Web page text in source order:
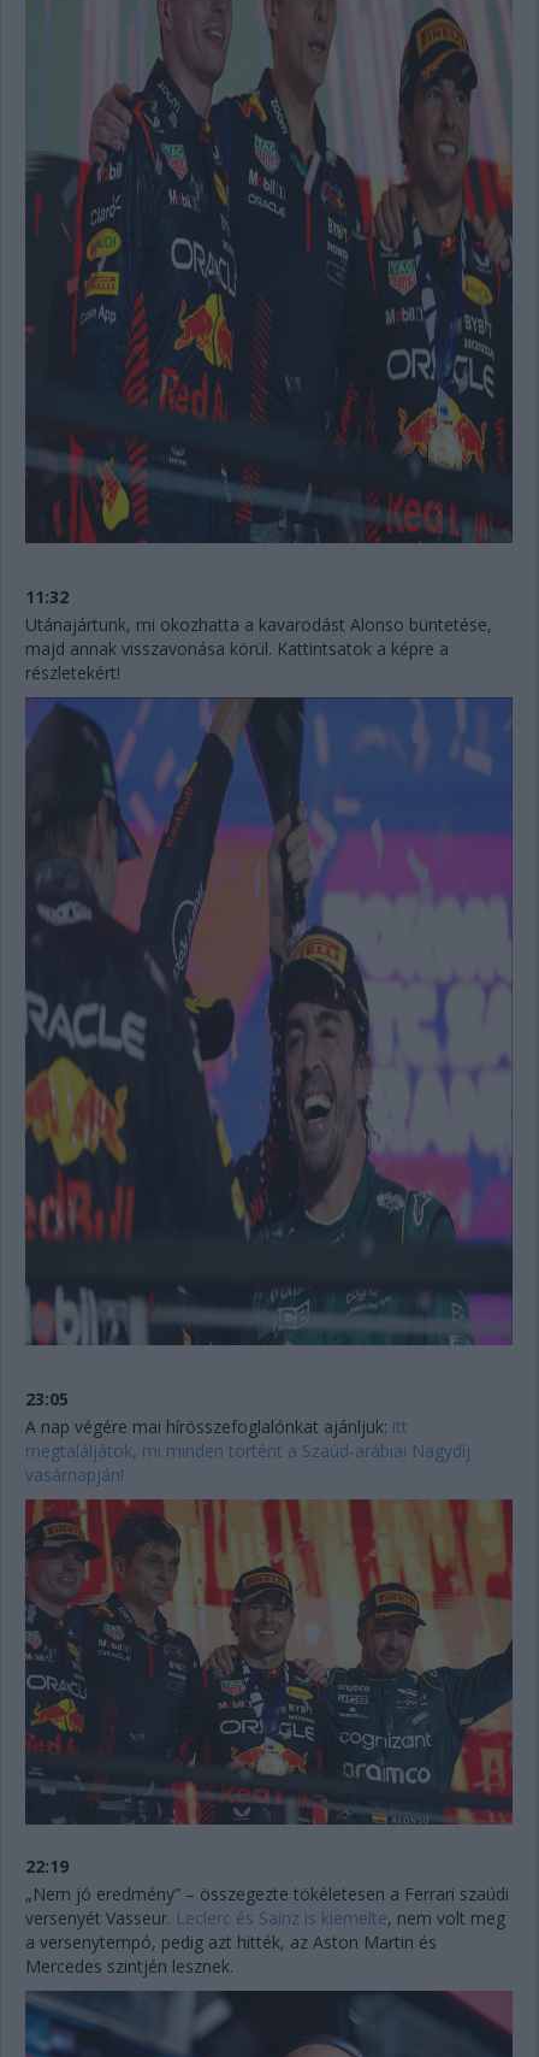
11:32
Utánajártunk, mi okozhatta a kavarodást Alonso büntetése,
majd annak visszavonása körül. Kattintsatok a képre a
részletekért!
23:05
A nap végére mai hírösszefoglalónkat ajánljuk: itt
megtaláljátok, mi minden történt a Szaúd-arábiai Nagydíj
vasárnapján!
22:19
„Nem jó eredmény” – összegezte tökéletesen a Ferrari szaúdi
versenyét Vasseur. Leclerc és Sainz is kiemelte, nem volt meg
a versenytempó, pedig azt hitték, az Aston Martin és
Mercedes szintjén lesznek.